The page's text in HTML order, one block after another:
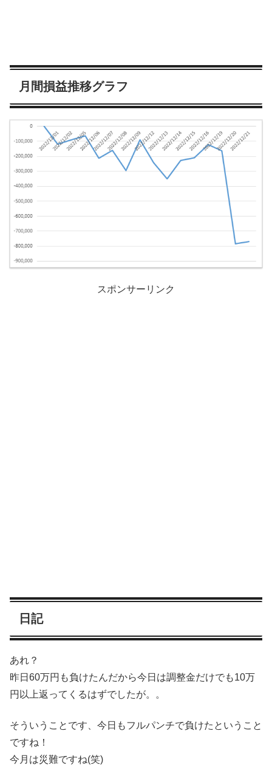
月間損益推移グラフ
スポンサーリンク
日記
あれ？
昨日60万円も負けたんだから今日は調整金だけでも10万
円以上返ってくるはずでしたが。。
そういうことです、今日もフルパンチで負けたということ
ですね！
今月は災難ですね(笑)